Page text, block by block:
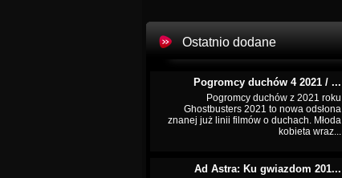
Ostatnio dodane
Pogromcy duchów 4 2021 / ...
Pogromcy duchów z 2021 roku
Ghostbusters 2021 to nowa odsłona
znanej już linii filmów o duchach. Młoda
kobieta wraz...
Ad Astra: Ku gwiazdom 201...